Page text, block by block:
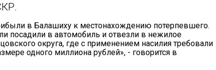
в Балашиху к местонахождению потерпевшего.
посадили в автомобиль и отвезли в нежилое
округа, где с применением насилия требовали
одного миллиона рублей», - говорится в